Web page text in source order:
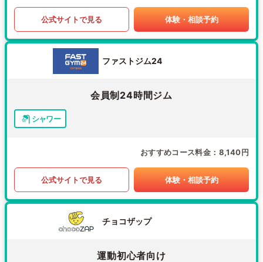
公式サイトで見る 体験・相談予約
ファストジム24
会員制24時間ジム
シャワー
おすすめコース料金 8,140円
公式サイトで見る 体験・相談予約
チョコザップ
運動初心者向け